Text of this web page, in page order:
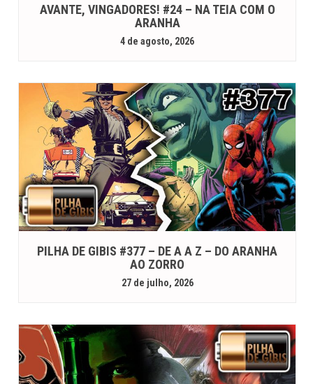
AVANTE, VINGADORES! #24 – NA TEIA COM O
ARANHA
4 de agosto, 2026
PILHA DE GIBIS #377 – DE A A Z – DO ARANHA
AO ZORRO
27 de julho, 2026